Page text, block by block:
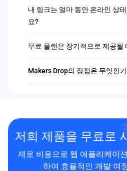
내 링크는 얼마 동안 온라인 상
요?
무료 플랜은 장기적으로 제공될
Makers Drop의 장점은 무엇인
저희 제품을 무료로
제로 비용으로 웹 애플리케이
하여 효율적인 개발 여